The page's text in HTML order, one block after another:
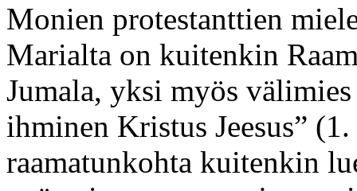
Monien protestanttien
Marialta on kuitenkin
Jumala, yksi myös
ihminen Kristus Jeesus”
raamatunkohta kuitenkin